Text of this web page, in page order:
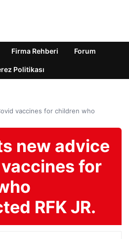
Firma Rehberi Forum
Politikası
vaccines for children who
new advice
for
RFK JR.